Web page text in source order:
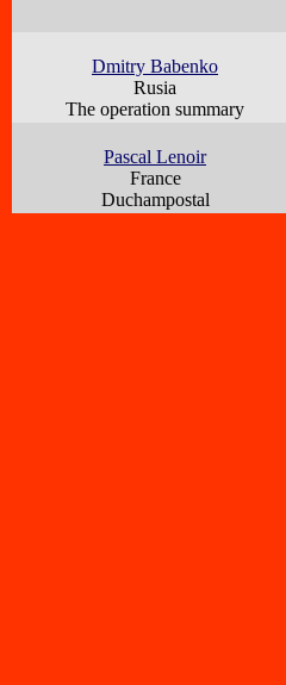
Dmitry Babenko
Rusia
The operation summary
Pascal Lenoir
France
Duchampostal